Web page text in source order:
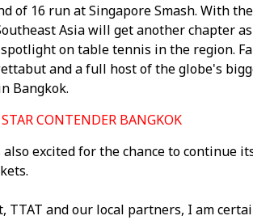
of 16 run at Singapore Smash. With the
Asia will get another chapter
on table tennis in the region.
and a full host of the globe's
Bangkok.
CONTENDER BANGKOK
excited for the chance to continue
and our local partners, I am